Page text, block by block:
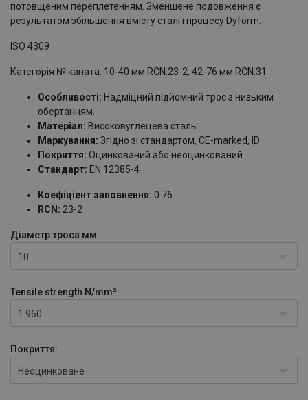
потовщеним переплетенням. Зменшене подовження є
результатом збільшення вмісту сталі і процесу Dyform.
ISO 4309
Категорія № каната: 10-40 мм RCN.23-2, 42-76 мм RCN.31
Особливості: Надміцний підйомний трос з низьким
обертанням.
Матеріал: Високовуглецева сталь
Маркування: Згідно зі стандартом, CE-marked, ID
Покриття: Оцинкований або неоцинкований
Стандарт: EN 12385-4
Коефіціент заповнення: 0.76
RCN: 23-2
Діаметр троса мм:
10
Tensile strength N/mm²:
1 960
Покриття:
Неоцинковане